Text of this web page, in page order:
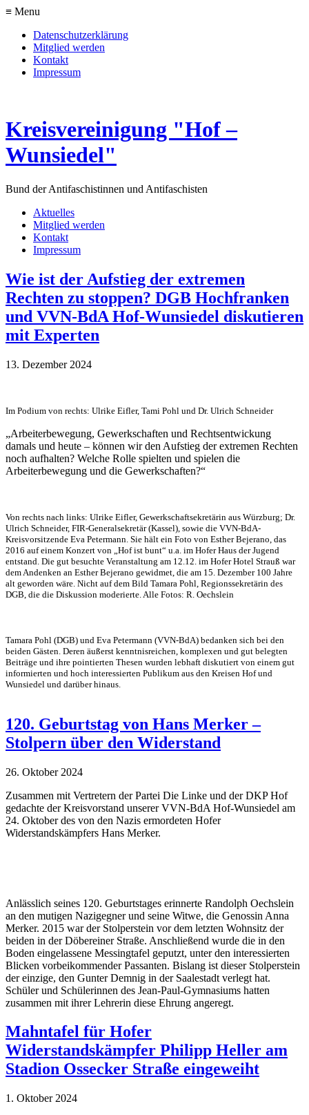
≡ Menu
Datenschutzerklärung
Mitglied werden
Kontakt
Impressum
Kreisvereinigung "Hof –
Wunsiedel"
Bund der Antifaschistinnen und Antifaschisten
Aktuelles
Mitglied werden
Kontakt
Impressum
Wie ist der Aufstieg der extremen
Rechten zu stoppen? DGB Hochfranken
und VVN-BdA Hof-Wunsiedel diskutieren
mit Experten
13. Dezember 2024
Im Podium von rechts: Ulrike Eifler, Tami Pohl und Dr. Ulrich Schneider
„Arbeiterbewegung, Gewerkschaften und Rechtsentwickung
damals und heute – können wir den Aufstieg der extremen Rechten
noch aufhalten? Welche Rolle spielten und spielen die
Arbeiterbewegung und die Gewerkschaften?“
Von rechts nach links: Ulrike Eifler, Gewerkschaftsekretärin aus Würzburg; Dr.
Ulrich Schneider, FIR-Generalsekretär (Kassel), sowie die VVN-BdA-
Kreisvorsitzende Eva Petermann. Sie hält ein Foto von Esther Bejerano, das
2016 auf einem Konzert von „Hof ist bunt“ u.a. im Hofer Haus der Jugend
entstand. Die gut besuchte Veranstaltung am 12.12. im Hofer Hotel Strauß war
dem Andenken an Esther Bejerano gewidmet, die am 15. Dezember 100 Jahre
alt geworden wäre. Nicht auf dem Bild Tamara Pohl, Regionssekretärin des
DGB, die die Diskussion moderierte. Alle Fotos: R. Oechslein
Tamara Pohl (DGB) und Eva Petermann (VVN-BdA) bedanken sich bei den
beiden Gästen. Deren äußerst kenntnisreichen, komplexen und gut belegten
Beiträge und ihre pointierten Thesen wurden lebhaft diskutiert von einem gut
informierten und hoch interessierten Publikum aus den Kreisen Hof und
Wunsiedel und darüber hinaus.
120. Geburtstag von Hans Merker –
Stolpern über den Widerstand
26. Oktober 2024
Zusammen mit Vertretern der Partei Die Linke und der DKP Hof
gedachte der Kreisvorstand unserer VVN-BdA Hof-Wunsiedel am
24. Oktober des von den Nazis ermordeten Hofer
Widerstandskämpfers Hans Merker.
Anlässlich seines 120. Geburtstages erinnerte Randolph Oechslein
an den mutigen Nazigegner und seine Witwe, die Genossin Anna
Merker. 2015 war der Stolperstein vor dem letzten Wohnsitz der
beiden in der Döbereiner Straße. Anschließend wurde die in den
Boden eingelassene Messingtafel geputzt, unter den interessierten
Blicken vorbeikommender Passanten. Bislang ist dieser Stolperstein
der einzige, den Gunter Demnig in der Saalestadt verlegt hat.
Schüler und Schülerinnen des Jean-Paul-Gymnasiums hatten
zusammen mit ihrer Lehrerin diese Ehrung angeregt.
Mahntafel für Hofer
Widerstandskämpfer Philipp Heller am
Stadion Ossecker Straße eingeweiht
1. Oktober 2024